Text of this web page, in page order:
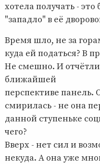
хотела получать -
"западло" в её
Время шло, не за
куда ей податься? В
Не смешно. И
ближайшей
перспективе панель.
смирилась - не она
данной ступеньке
чего?
Вверх - нет сил и
некуда. А она уже